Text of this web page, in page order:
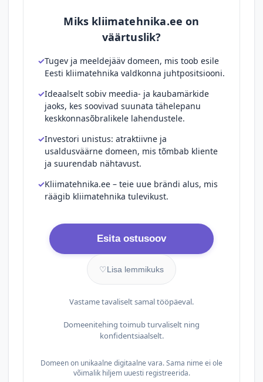
Miks kliimatehnika.ee on
väärtuslik?
Tugev ja meeldejääv domeen, mis toob esile
Eesti kliimatehnika valdkonna juhtpositsiooni.
Ideaalselt sobiv meedia- ja kaubamärkide
jaoks, kes soovivad suunata tähelepanu
keskkonnasõbralikele lahendustele.
Investori unistus: atraktiivne ja
usaldusväärne domeen, mis tõmbab kliente
ja suurendab nähtavust.
Kliimatehnika.ee – teie uue brändi alus, mis
räägib kliimatehnika tulevikust.
Esita ostusoov
♡Lisa lemmikuks
Vastame tavaliselt samal tööpäeval.
Domeenitehing toimub turvaliselt ning
konfidentsiaalselt.
Domeen on unikaalne digitaalne vara. Sama nime ei ole
võimalik hiljem uuesti registreerida.